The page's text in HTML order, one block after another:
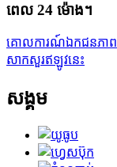
ពេល 24 ម៉ោង។
គោលការណ៍ឯកជនភាព
សាកសួរឥឡូវនេះ
សង្គម